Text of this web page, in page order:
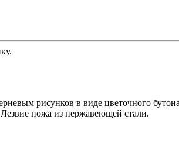
рисунков в виде цветочного
ножа из нержавеющей стали.